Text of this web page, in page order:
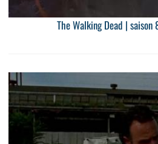
The Walking Dead | saison